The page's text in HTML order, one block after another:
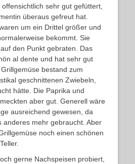
sehr gut gefüttert,
überaus gefreut hat.
um ein Drittel größer und
bekommt. Sie
den Punkt gebraten. Das
al dente und hat sehr gut
bestand zum
geschnittenen Zwiebeln,
hätte. Die Paprika und
aber gut. Generell wäre
ausreichend gewesen, da
anderes mehr gebraucht. Aber
noch einen schönen
gerne Nachspeisen probiert,